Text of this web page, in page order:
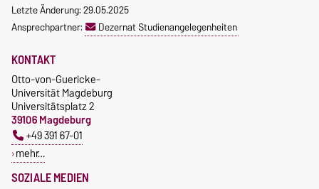
Letzte Änderung: 29.05.2025
Ansprechpartner:
Dezernat Studienangelegenheiten
SOZIALE MEDIEN
KONTAKT
Otto-von-Guericke-
Universität Magdeburg
Universitätsplatz 2
39106 Magdeburg
+49 391 67-01
mehr…